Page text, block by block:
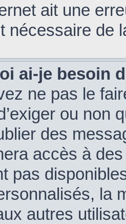
ait une
nécessaire de
ai-je besoin
ne pas le
ou non
des
accès à
pas
la
autres